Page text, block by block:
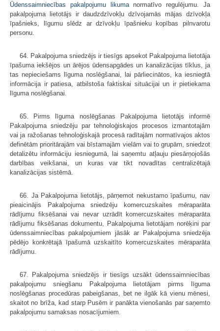
Ūdenssaimniecības pakalpojumu likumanormatīvo regulējumu. Ja
pakalpojuma lietotājs ir daudzdzīvokļu dzīvojamās mājas dzīvokļa
īpašnieks, līgumu slēdz ar dzīvokļu īpašnieku kopības pilnvarotu
personu.
64. Pakalpojuma sniedzējs ir tiesīgs apsekot Pakalpojuma lietotāja
īpašuma iekšējos un ārējos ūdensapgādes un kanalizācijas tīklus, ja
tas nepieciešams līguma noslēgšanai, lai pārliecinātos, ka iesniegtā
informācija ir patiesa, atbilstoša faktiskai situācijai un ir pietiekama
līguma noslēgšanai.
65. Pirms līguma noslēgšanas Pakalpojuma lietotājs informē
Pakalpojuma sniedzēju par tehnoloģiskajos procesos izmantotajām
vai ja ražošanas tehnoloģiskajā procesā radītajām normatīvajos aktos
definētām prioritārajām vai bīstamajām vielām vai to grupām, sniedzot
detalizētu informāciju iesniegumā, lai saņemtu atļauju piesārņojošās
darbības veikšanai, un kuras var tikt novadītas centralizētajā
kanalizācijas sistēmā.
66. Ja Pakalpojuma lietotājs, pārņemot nekustamo īpašumu, nav
pieaicinājis Pakalpojuma sniedzēju komercuzskaites mēraparāta
rādījumu fiksēšanai vai nevar uzrādīt komercuzskaites mēraparāta
rādījumu fiksēšanas dokumentu, Pakalpojuma lietotājam norēķini par
ūdenssaimniecības pakalpojumiem jāsāk ar Pakalpojuma sniedzēja
pēdējo konkrētajā īpašumā uzskaitīto komercuzskaites mēraparāta
rādījumu.
67. Pakalpojuma sniedzējs ir tiesīgs uzsākt ūdenssaimniecības
pakalpojumu sniegšanu Pakalpojuma lietotājam pirms līguma
noslēgšanas procedūras pabeigšanas, bet ne ilgāk kā vienu mēnesi,
skaitot no brīža, kad starp Pusēm ir panākta vienošanās par saņemto
pakalpojumu samaksas nosacījumiem.